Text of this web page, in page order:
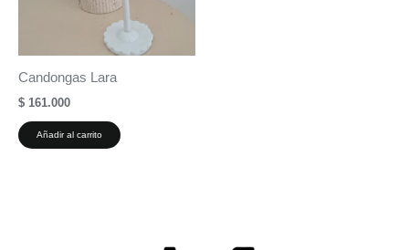
Candongas Lara
$ 161.000
Añadir al carrito